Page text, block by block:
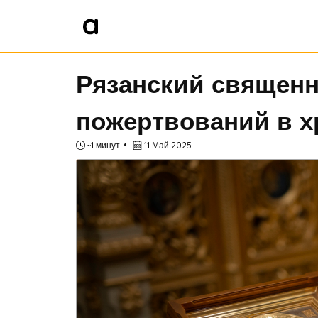
Рязанский
пожертвований в
~1 минут 11 Май 2025